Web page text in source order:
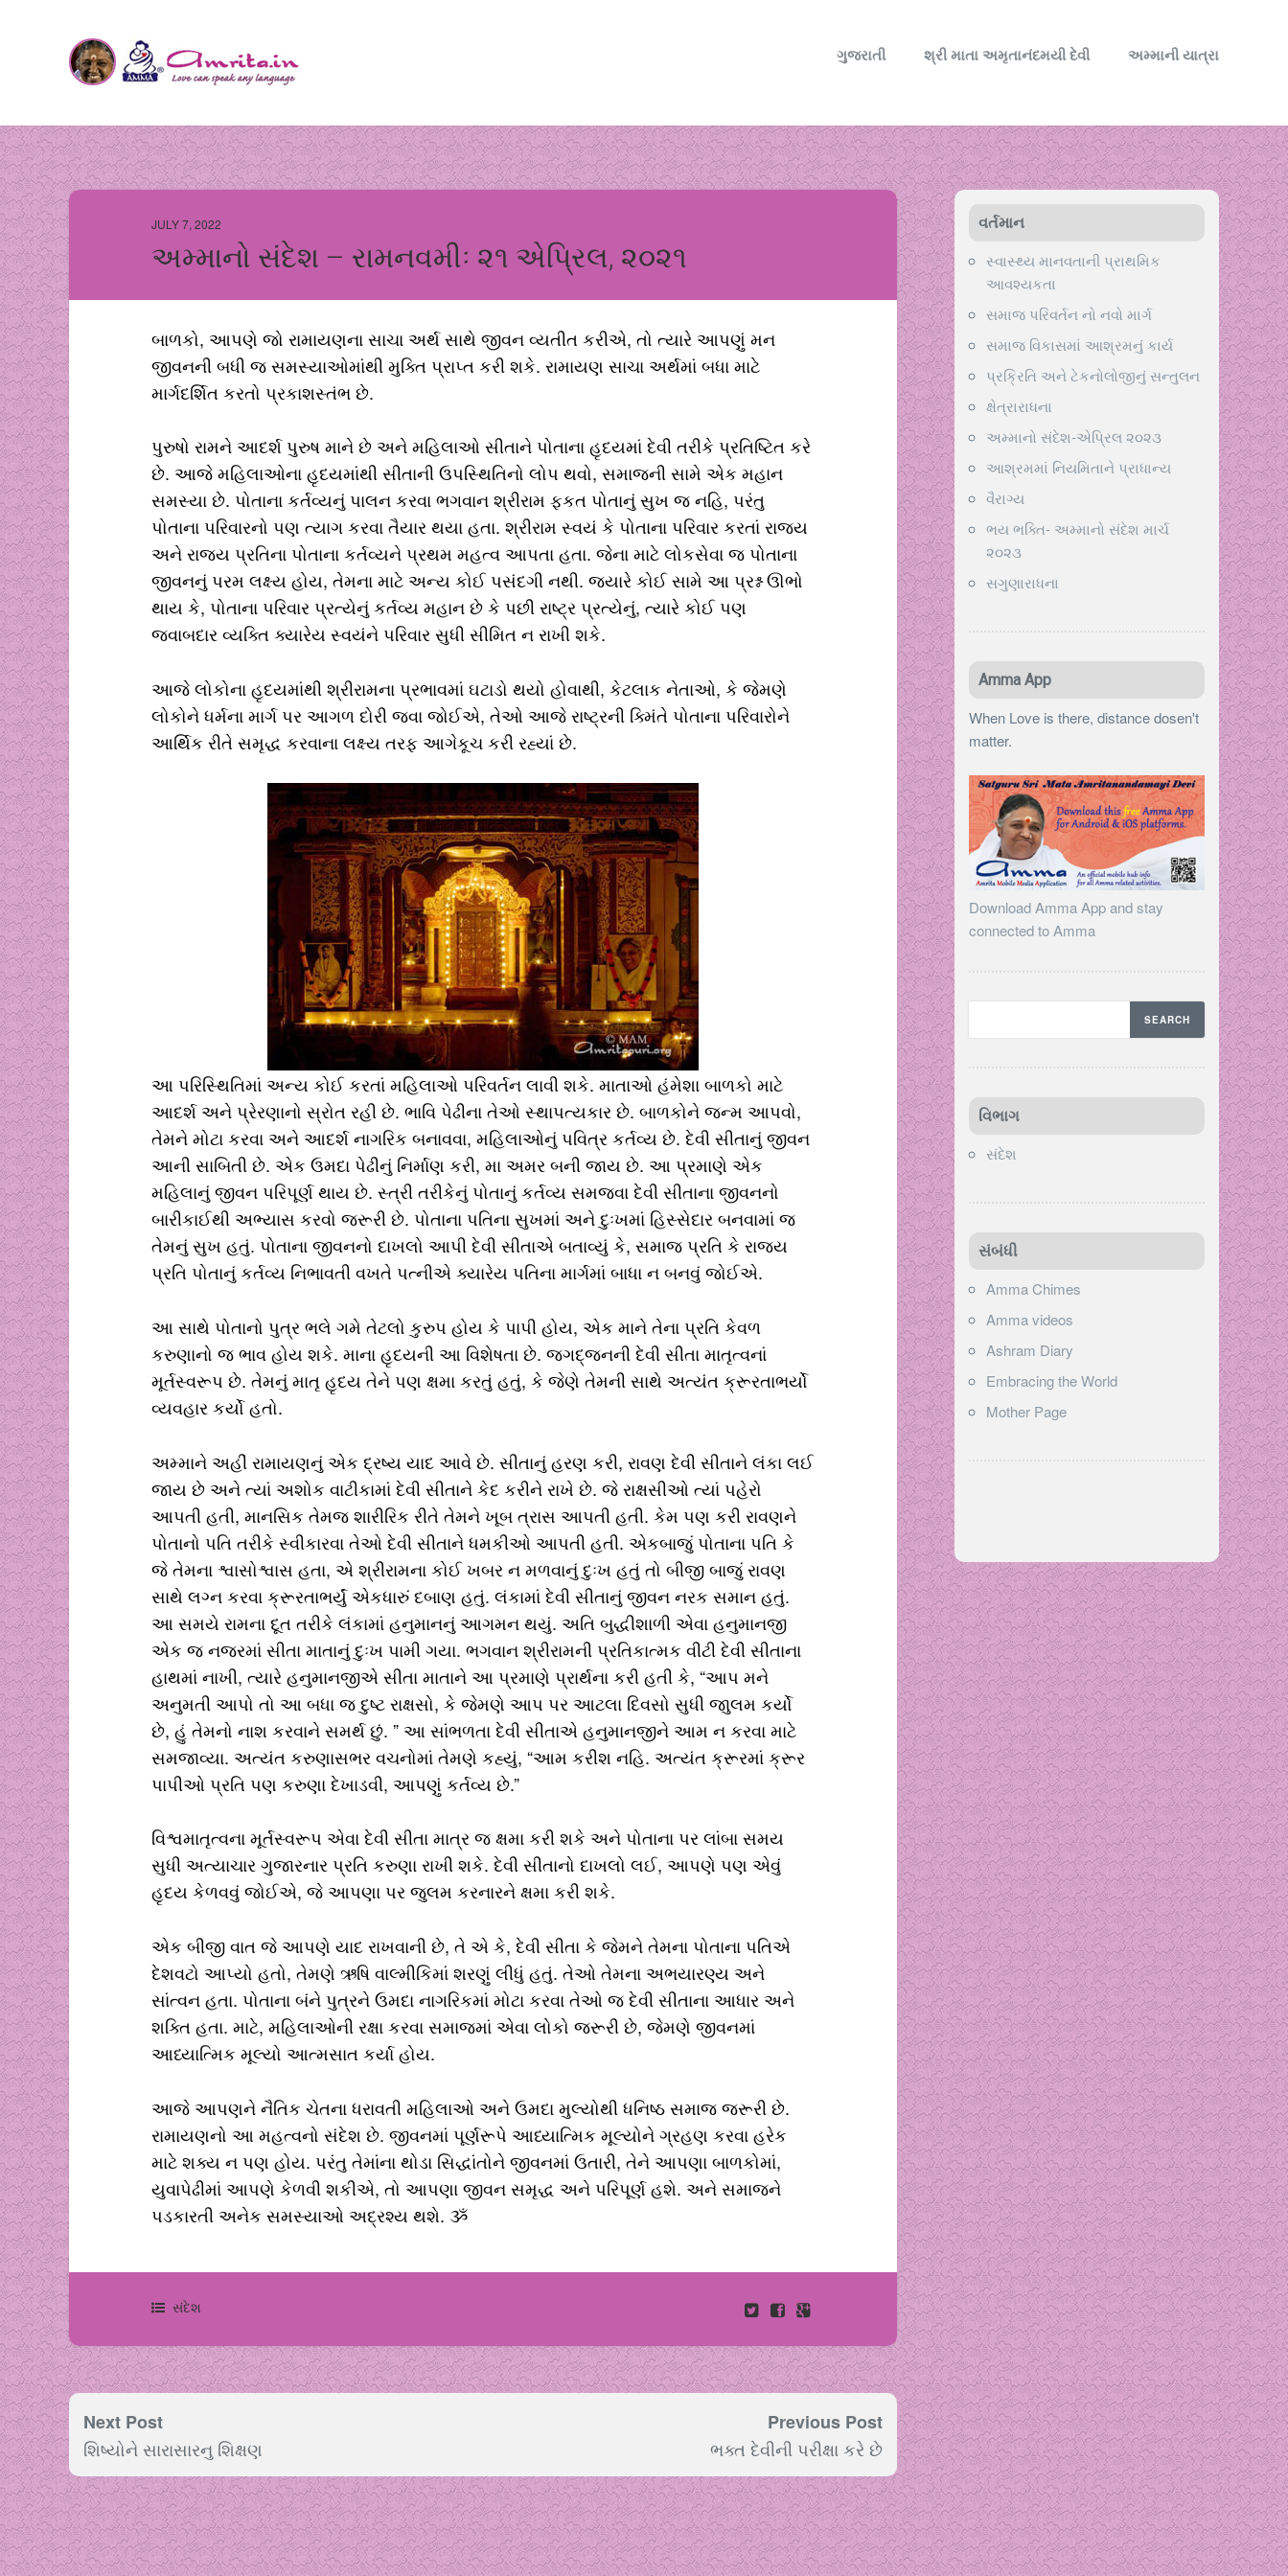
ગુજરાતી શ્રી માતા અમૃતાનંદમયી દેવી અમ્માની યાત્રા
JULY 7, 2022
અમ્માનો સંદેશ – રામનવમીઃ ૨૧ એપ્રિલ, ૨૦૨૧
બાળકો, આપણે જો રામાયણના સાચા અર્થ સાથે જીવન વ્યતીત કરીએ, તો ત્યારે આપણું મન
જીવનની બધી જ સમસ્યાઓમાંથી મુક્તિ પ્રાપ્ત કરી શકે. રામાયણ સાચા અર્થમાં બધા માટે
માર્ગદર્શિત કરતો પ્રકાશસ્તંભ છે.
પુરુષો રામને આદર્શ પુરુષ માને છે અને મહિલાઓ સીતાને પોતાના હૃદયમાં દેવી તરીકે પ્રતિષ્ટિત કરે
છે. આજે મહિલાઓના હૃદયમાંથી સીતાની ઉપસ્થિતિનો લોપ થવો, સમાજની સામે એક મહાન
સમસ્યા છે. પોતાના કર્તવ્યનું પાલન કરવા ભગવાન શ્રીરામ ફકત પોતાનું સુખ જ નહિ, પરંતુ
પોતાના પરિવારનો પણ ત્યાગ કરવા તૈયાર થયા હતા. શ્રીરામ સ્વયં કે પોતાના પરિવાર કરતાં રાજ્ય
અને રાજ્ય પ્રતિના પોતાના કર્તવ્યને પ્રથમ મહત્વ આપતા હતા. જેના માટે લોકસેવા જ પોતાના
જીવનનું પરમ લક્ષ્ય હોય, તેમના માટે અન્ય કોઈ પસંદગી નથી. જ્યારે કોઈ સામે આ પ્રશ્ન ઊભો
થાય કે, પોતાના પરિવાર પ્રત્યેનું કર્તવ્ય મહાન છે કે પછી રાષ્ટ્ર પ્રત્યેનું, ત્યારે કોઈ પણ
જવાબદાર વ્યક્તિ ક્યારેય સ્વયંને પરિવાર સુધી સીમિત ન રાખી શકે.
આજે લોકોના હૃદયમાંથી શ્રીરામના પ્રભાવમાં ઘટાડો થયો હોવાથી, કેટલાક નેતાઓ, કે જેમણે
લોકોને ધર્મના માર્ગ પર આગળ દોરી જવા જોઈએ, તેઓ આજે રાષ્ટ્રની ક્મિંતે પોતાના પરિવારોને
આર્થિક રીતે સમૃદ્ધ કરવાના લક્ષ્ય તરફ આગેકૂચ કરી રહ્યાં છે.
આ પરિસ્થિતિમાં અન્ય કોઈ કરતાં મહિલાઓ પરિવર્તન લાવી શકે. માતાઓ હંમેશા બાળકો માટે
આદર્શ અને પ્રેરણાનો સ્રોત રહી છે. ભાવિ પેઢીના તેઓ સ્થાપત્યકાર છે. બાળકોને જન્મ આપવો,
તેમને મોટા કરવા અને આદર્શ નાગરિક બનાવવા, મહિલાઓનું પવિત્ર કર્તવ્ય છે. દેવી સીતાનું જીવન
આની સાબિતી છે. એક ઉમદા પેઢીનું નિર્માણ કરી, મા અમર બની જાય છે. આ પ્રમાણે એક
મહિલાનું જીવન પરિપૂર્ણ થાય છે. સ્ત્રી તરીકેનું પોતાનું કર્તવ્ય સમજવા દેવી સીતાના જીવનનો
બારીકાઈથી અભ્યાસ કરવો જરૂરી છે. પોતાના પતિના સુખમાં અને દુઃખમાં હિસ્સેદાર બનવામાં જ
તેમનું સુખ હતું. પોતાના જીવનનો દાખલો આપી દેવી સીતાએ બતાવ્યું કે, સમાજ પ્રતિ કે રાજ્ય
પ્રતિ પોતાનું કર્તવ્ય નિભાવતી વખતે પત્નીએ ક્યારેય પતિના માર્ગમાં બાધા ન બનવું જોઈએ.
આ સાથે પોતાનો પુત્ર ભલે ગમે તેટલો કુરુપ હોય કે પાપી હોય, એક માને તેના પ્રતિ કેવળ
કરુણાનો જ ભાવ હોય શકે. માના હૃદયની આ વિશેષતા છે. જગદ્‌જનની દેવી સીતા માતૃત્વનાં
મૂર્તસ્વરૂપ છે. તેમનું માતૃ હૃદય તેને પણ ક્ષમા કરતું હતું, કે જેણે તેમની સાથે અત્યંત ક્રૂરતાભર્યો
વ્યવહાર કર્યો હતો.
અમ્માને અહીં રામાયણનું એક દ્રષ્ય યાદ આવે છે. સીતાનું હરણ કરી, રાવણ દેવી સીતાને લંકા લઈ
જાય છે અને ત્યાં અશોક વાટીકામાં દેવી સીતાને કેદ કરીને રાખે છે. જે રાક્ષસીઓ ત્યાં પહેરો
આપતી હતી, માનસિક તેમજ શારીરિક રીતે તેમને ખૂબ ત્રાસ આપતી હતી. કેમ પણ કરી રાવણને
પોતાનો પતિ તરીકે સ્વીકારવા તેઓ દેવી સીતાને ધમકીઓ આપતી હતી. એકબાજું પોતાના પતિ કે
જે તેમના શ્વાસોશ્વાસ હતા, એ શ્રીરામના કોઈ ખબર ન મળવાનું દુઃખ હતું તો બીજી બાજું રાવણ
સાથે લગ્ન કરવા ક્રૂરતાભર્યું એકધારું દબાણ હતું. લંકામાં દેવી સીતાનું જીવન નરક સમાન હતું.
આ સમયે રામના દૂત તરીકે લંકામાં હનુમાનનું આગમન થયું. અતિ બુદ્ધીશાળી એવા હનુમાનજી
એક જ નજરમાં સીતા માતાનું દુઃખ પામી ગયા. ભગવાન શ્રીરામની પ્રતિકાત્મક વીટી દેવી સીતાના
હાથમાં નાખી, ત્યારે હનુમાનજીએ સીતા માતાને આ પ્રમાણે પ્રાર્થના કરી હતી કે, “આપ મને
અનુમતી આપો તો આ બધા જ દુષ્ટ રાક્ષસો, કે જેમણે આપ પર આટલા દિવસો સુધી જાુલમ કર્યો
છે, હું તેમનો નાશ કરવાને સમર્થ છું. ” આ સાંભળતા દેવી સીતાએ હનુમાનજીને આમ ન કરવા માટે
સમજાવ્યા. અત્યંત કરુણાસભર વચનોમાં તેમણે કહ્યું, “આમ કરીશ નહિ. અત્યંત ક્રૂરમાં ક્રૂર
પાપીઓ પ્રતિ પણ કરુણા દેખાડવી, આપણું કર્તવ્ય છે.”
વિશ્વમાતૃત્વના મૂર્તસ્વરૂપ એવા દેવી સીતા માત્ર જ ક્ષમા કરી શકે અને પોતાના પર લાંબા સમય
સુધી અત્યાચાર ગુજારનાર પ્રતિ કરુણા રાખી શકે. દેવી સીતાનો દાખલો લઈ, આપણે પણ એવું
હૃદય કેળવવું જોઈએ, જે આપણા પર જુલમ કરનારને ક્ષમા કરી શકે.
એક બીજી વાત જે આપણે યાદ રાખવાની છે, તે એ કે, દેવી સીતા કે જેમને તેમના પોતાના પતિએ
દેશવટો આપ્યો હતો, તેમણે ઋષિ વાલ્મીકિમાં શરણું લીધું હતું. તેઓ તેમના અભયારણ્ય અને
સાંત્વન હતા. પોતાના બંને પુત્રને ઉમદા નાગરિકમાં મોટા કરવા તેઓ જ દેવી સીતાના આધાર અને
શક્તિ હતા. માટે, મહિલાઓની રક્ષા કરવા સમાજમાં એવા લોકો જરૂરી છે, જેમણે જીવનમાં
આધ્યાત્મિક મૂલ્યો આત્મસાત કર્યા હોય.
આજે આપણને નૈતિક ચેતના ધરાવતી મહિલાઓ અને ઉમદા મુલ્યોથી ધનિષ્ઠ સમાજ જરૂરી છે.
રામાયણનો આ મહત્વનો સંદેશ છે. જીવનમાં પૂર્ણરૂપે આધ્યાત્મિક મૂલ્યોને ગ્રહણ કરવા હરેક
માટે શક્ય ન પણ હોય. પરંતુ તેમાંના થોડા સિદ્ધાંતોને જીવનમાં ઉતારી, તેને આપણા બાળકોમાં,
યુવાપેઢીમાં આપણે કેળવી શકીએ, તો આપણા જીવન સમૃદ્ધ અને પરિપૂર્ણ હશે. અને સમાજને
પડકારતી અનેક સમસ્યાઓ અદ્રશ્ય થશે. ૐ
સંદેશ
Previous Post
ભક્ત દેવીની પરીક્ષા કરે છે
Next Post
શિષ્યોને સારાસારનુ શિક્ષણ
વર્તમાન
સ્વાસ્થ્ય માનવતાની પ્રાથમિક
આવશ્યકતા
સમાજ પરિવર્તન નો નવો માર્ગ
સમાજ વિકાસમાં આશ્રમનું કાર્ય
પ્રક્રિતિ અને ટેકનોલોજીનું સન્તુલન
ક્ષેત્રારાધના
અમ્માનો સંદેશ-એપ્રિલ ૨૦૨૩
આશ્રમમાં નિયમિતાને પ્રાધાન્ય
વૈરાગ્ય
ભય ભક્તિ- અમ્માનો સંદેશ માર્ચ
૨૦૨૩
સગુણારાધના
Amma App
When Love is there, distance dosen't
matter.
Download Amma App and stay
connected to Amma
વિભાગ
સંદેશ
સંબંધી
Amma Chimes
Amma videos
Ashram Diary
Embracing the World
Mother Page